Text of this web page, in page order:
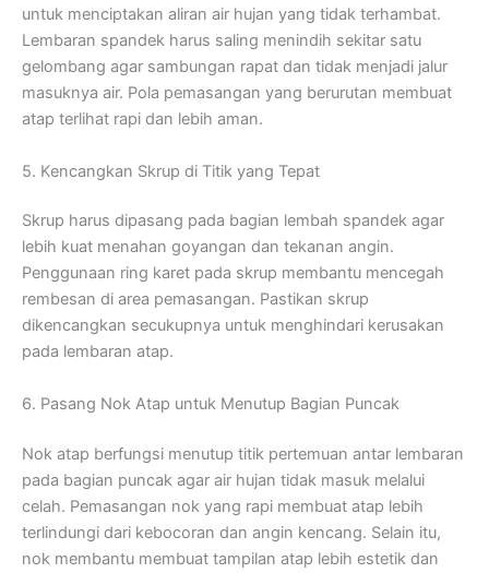
untuk menciptakan aliran air hujan yang tidak terhambat.
Lembaran spandek harus saling menindih sekitar satu
gelombang agar sambungan rapat dan tidak menjadi jalur
masuknya air. Pola pemasangan yang berurutan membuat
atap terlihat rapi dan lebih aman.
5. Kencangkan Skrup di Titik yang Tepat
Skrup harus dipasang pada bagian lembah spandek agar
lebih kuat menahan goyangan dan tekanan angin.
Penggunaan ring karet pada skrup membantu mencegah
rembesan di area pemasangan. Pastikan skrup
dikencangkan secukupnya untuk menghindari kerusakan
pada lembaran atap.
6. Pasang Nok Atap untuk Menutup Bagian Puncak
Nok atap berfungsi menutup titik pertemuan antar lembaran
pada bagian puncak agar air hujan tidak masuk melalui
celah. Pemasangan nok yang rapi membuat atap lebih
terlindungi dari kebocoran dan angin kencang. Selain itu,
nok membantu membuat tampilan atap lebih estetik dan